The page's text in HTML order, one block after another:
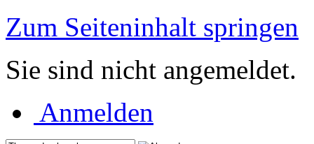
Zum Seiteninhalt springen
Sie sind nicht angemeldet.
Anmelden